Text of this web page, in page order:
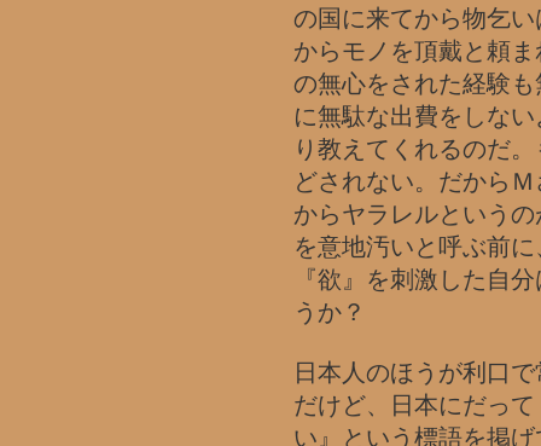
の国に来てから物乞
からモノを頂戴と頼
の無心をされた経験
に無駄な出費をしな
り教えてくれるのだ
どされない。だから
からヤラレルという
を意地汚いと呼ぶ前
『欲』を刺激した自
うか？
日本人のほうが利口
だけど、日本にだっ
い』という標語を掲